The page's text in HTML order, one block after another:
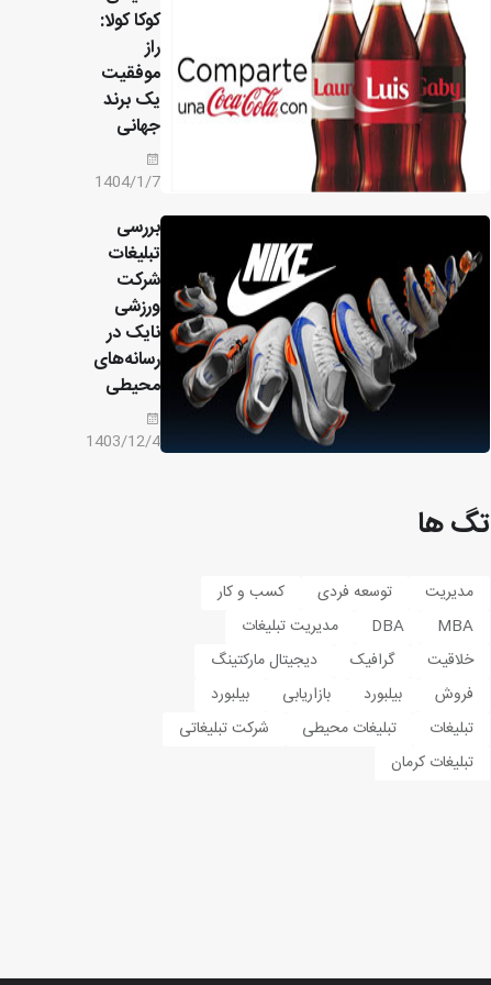
کوکا کولا:
راز
موفقیت
یک برند
جهانی
1404/1/7
بررسی
تبلیغات
شرکت
ورزشی
نایک در
رسانه‌های
محیطی
1403/12/4
تگ ها
مدیریت توسعه فردی
کسب و کار
MBA
DBA
مدیریت تبلیغات
خلاقیت
گرافیک
دیجیتال مارکتینگ
فروش
بیلبورد بازاریابی
بیلبورد
تبلیغات
تبلیغات محیطی
شرکت تبلیغاتی
تبلیغات کرمان